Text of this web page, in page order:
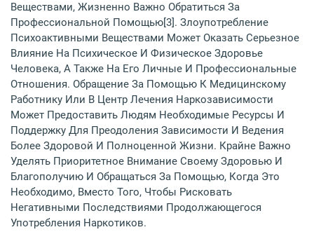
Веществами, Жизненно Важно Обратиться За
Профессиональной Помощью[3]. Злоупотребление
Психоактивными Веществами Может Оказать Серьезное
Влияние На Психическое И Физическое Здоровье
Человека, А Также На Его Личные И Профессиональные
Отношения. Обращение За Помощью К Медицинскому
Работнику Или В Центр Лечения Наркозависимости
Может Предоставить Людям Необходимые Ресурсы И
Поддержку Для Преодоления Зависимости И Ведения
Более Здоровой И Полноценной Жизни. Крайне Важно
Уделять Приоритетное Внимание Своему Здоровью И
Благополучию И Обращаться За Помощью, Когда Это
Необходимо, Вместо Того, Чтобы Рисковать
Негативными Последствиями Продолжающегося
Употребления Наркотиков.